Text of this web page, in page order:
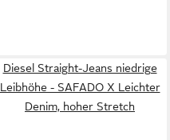
Diesel Straight-Jeans niedrige
Leibhöhe - SAFADO X Leichter
Denim, hoher Stretch